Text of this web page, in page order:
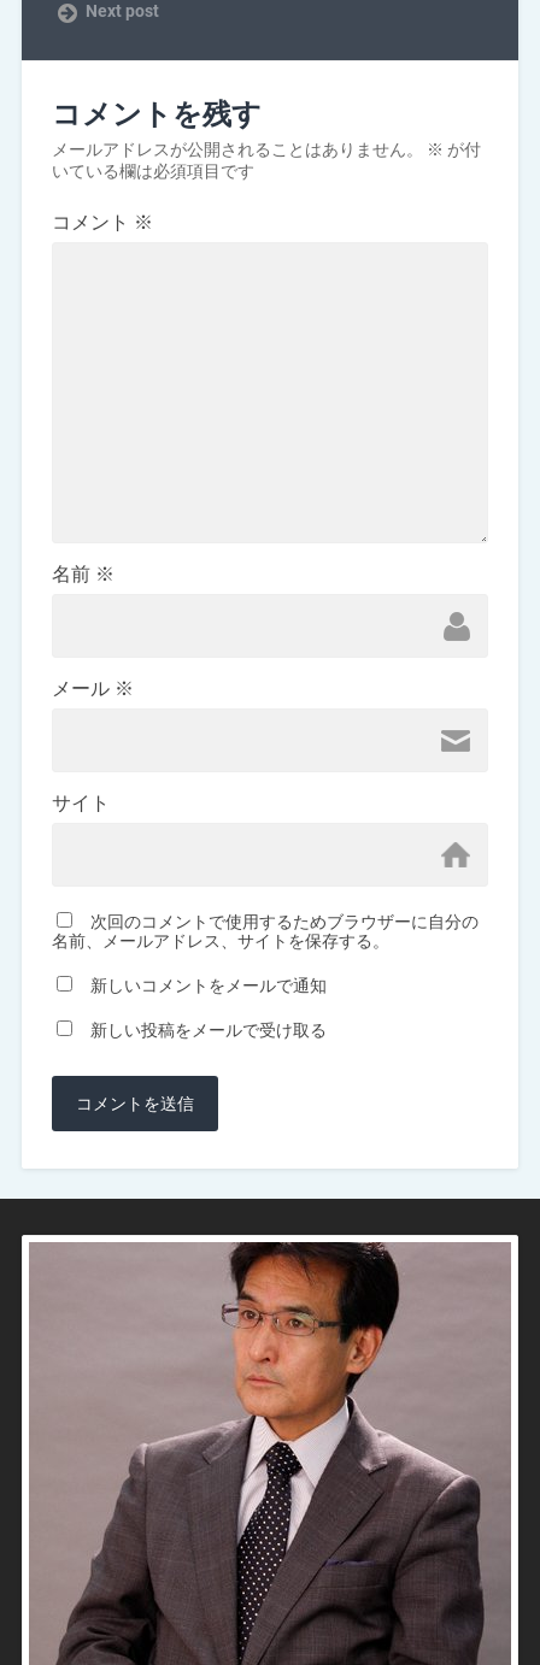
Next post
コメントを残す
メールアドレスが公開されることはありません。 ※ が付
いている欄は必須項目です
コメント ※
名前 ※
メール ※
サイト
次回のコメントで使用するためブラウザーに自分の
名前、メールアドレス、サイトを保存する。
新しいコメントをメールで通知
新しい投稿をメールで受け取る